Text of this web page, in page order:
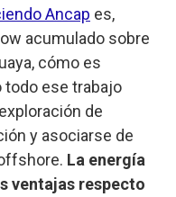
Ancap es,
acumulado sobre
cómo es
todo ese trabajo
de
y asociarse de
La energía
ventajas respecto